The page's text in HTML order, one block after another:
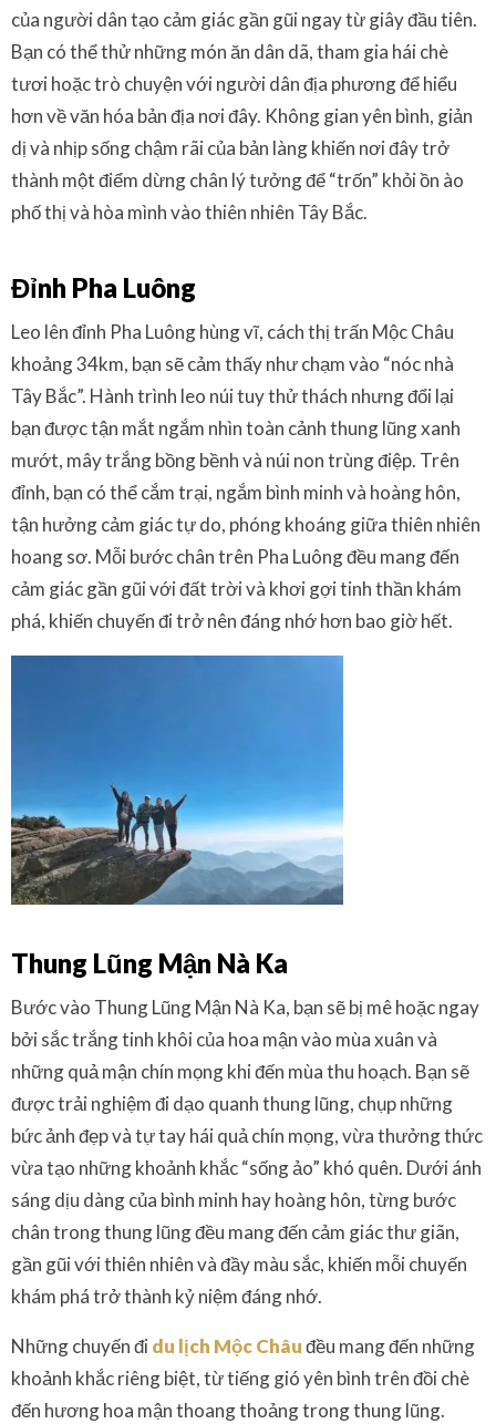
của người dân tạo cảm giác gần gũi ngay từ giây đầu tiên.
Bạn có thể thử những món ăn dân dã, tham gia hái chè
tươi hoặc trò chuyện với người dân địa phương để hiểu
hơn về văn hóa bản địa nơi đây. Không gian yên bình, giản
dị và nhịp sống chậm rãi của bản làng khiến nơi đây trở
thành một điểm dừng chân lý tưởng để “trốn” khỏi ồn ào
phố thị và hòa mình vào thiên nhiên Tây Bắc.
Đỉnh Pha Luông
Leo lên đỉnh Pha Luông hùng vĩ, cách thị trấn Mộc Châu
khoảng 34km, bạn sẽ cảm thấy như chạm vào “nóc nhà
Tây Bắc”. Hành trình leo núi tuy thử thách nhưng đổi lại
bạn được tận mắt ngắm nhìn toàn cảnh thung lũng xanh
mướt, mây trắng bồng bềnh và núi non trùng điệp. Trên
đỉnh, bạn có thể cắm trại, ngắm bình minh và hoàng hôn,
tận hưởng cảm giác tự do, phóng khoáng giữa thiên nhiên
hoang sơ. Mỗi bước chân trên Pha Luông đều mang đến
cảm giác gần gũi với đất trời và khơi gợi tinh thần khám
phá, khiến chuyến đi trở nên đáng nhớ hơn bao giờ hết.
Thung Lũng Mận Nà Ka
Bước vào Thung Lũng Mận Nà Ka, bạn sẽ bị mê hoặc ngay
bởi sắc trắng tinh khôi của hoa mận vào mùa xuân và
những quả mận chín mọng khi đến mùa thu hoạch. Bạn sẽ
được trải nghiệm đi dạo quanh thung lũng, chụp những
bức ảnh đẹp và tự tay hái quả chín mọng, vừa thưởng thức
vừa tạo những khoảnh khắc “sống ảo” khó quên. Dưới ánh
sáng dịu dàng của bình minh hay hoàng hôn, từng bước
chân trong thung lũng đều mang đến cảm giác thư giãn,
gần gũi với thiên nhiên và đầy màu sắc, khiến mỗi chuyến
khám phá trở thành kỷ niệm đáng nhớ.
Những chuyến đidu lịch Mộc Châuđều mang đến những
khoảnh khắc riêng biệt, từ tiếng gió yên bình trên đồi chè
đến hương hoa mận thoang thoảng trong thung lũng.